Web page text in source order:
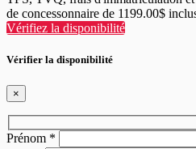
de concessonnaire de 1199.00$
Vérifiez la disponibilité
Vérifier la disponibilité
×
Prénom *